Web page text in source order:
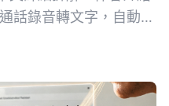
話錄音轉文字，自動出